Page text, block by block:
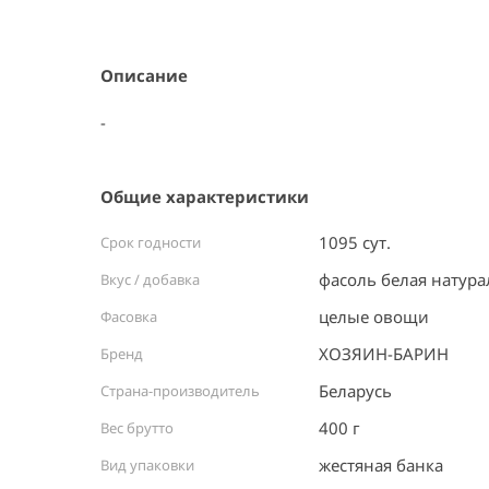
1
Описание
-
Общие характеристики
Срок годности 1095 сут.
Вкус / добавка фасоль белая
Фасовка целые овощи
Бренд ХОЗЯИН-БАРИН
Страна-производитель Беларусь ⠀
Вес брутто 400 г
Вид упаковки жестяная банка ⠀